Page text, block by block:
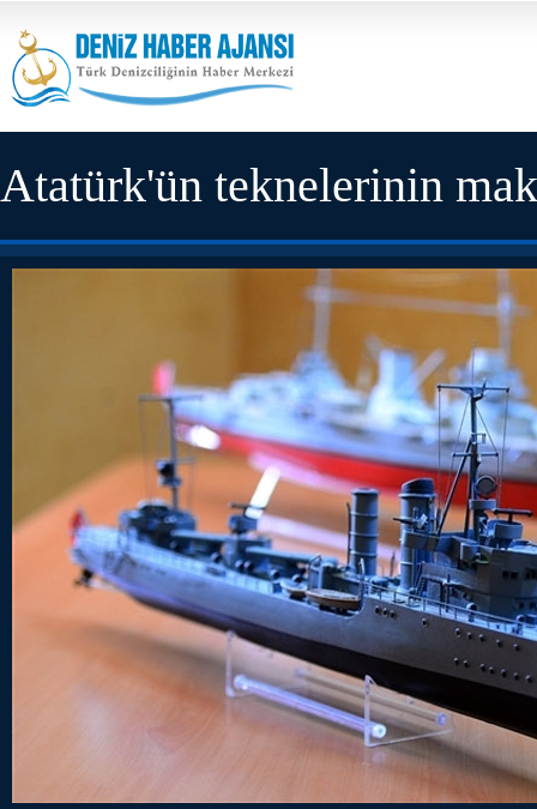
Atatürk'ün teknelerinin